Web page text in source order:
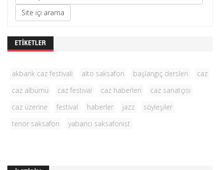
ETIKETLER
akbank caz festivali alto saksafon başlangıç dersleri
caz
caz albümü
caz festival caz haberleri
caz sanatçısı
caz üzerine
festival haberler jazz
söyleşiler
tenor saksafon
yabancı saksafonist